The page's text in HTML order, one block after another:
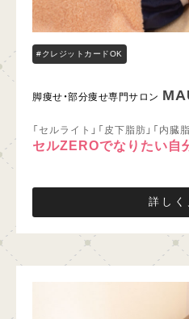
#クレジットカードOK
脚痩せ・部分痩せ専門サロン
「セルライト」「皮下脂肪」「内臓
セルZEROでなりたい自
詳しく